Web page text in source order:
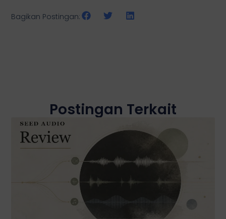
Bagikan Postingan:
Postingan Terkait